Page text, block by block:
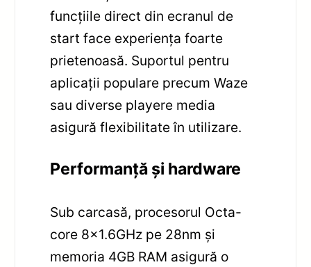
funcțiile direct din ecranul de
start face experiența foarte
prietenoasă. Suportul pentru
aplicații populare precum Waze
sau diverse playere media
asigură flexibilitate în utilizare.
Performanță și hardware
Sub carcasă, procesorul Octa-
core 8×1.6GHz pe 28nm și
memoria 4GB RAM asigură o